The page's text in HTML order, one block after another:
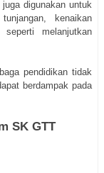
digunakan untuk
kenaikan
melanjutkan
pendidikan tidak
berdampak pada
SK GTT